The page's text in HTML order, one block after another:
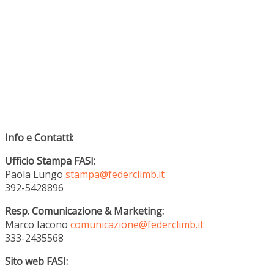
Info e Contatti:
Ufficio Stampa FASI:
Paola Lungo stampa@federclimb.it
392-5428896
Resp. Comunicazione & Marketing:
Marco Iacono comunicazione@federclimb.it
333-2435568
Sito web FASI: